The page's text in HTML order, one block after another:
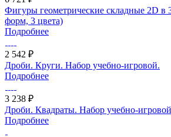
Фигуры геометрические складные 2D в
форм, 3 цвета)
Подробнее
2 542 ₽
Дроби. Круги. Набор учебно-игровой.
Подробнее
3 238 ₽
Дроби. Квадраты. Набор учебно-
Подробнее